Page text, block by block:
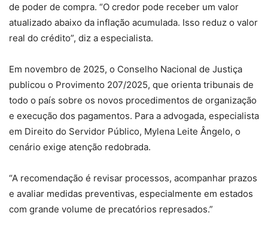
de poder de compra. “O credor pode receber um valor
atualizado abaixo da inflação acumulada. Isso reduz o valor
real do crédito”, diz a especialista.
Em novembro de 2025, o Conselho Nacional de Justiça
publicou o Provimento 207/2025, que orienta tribunais de
todo o país sobre os novos procedimentos de organização
e execução dos pagamentos. Para a advogada, especialista
em Direito do Servidor Público, Mylena Leite Ângelo, o
cenário exige atenção redobrada.
“A recomendação é revisar processos, acompanhar prazos
e avaliar medidas preventivas, especialmente em estados
com grande volume de precatórios represados.”